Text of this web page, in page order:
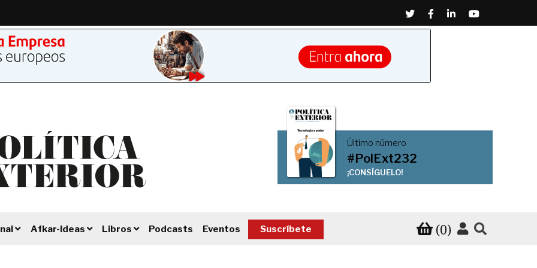
TwitterFacebook
LinkedinYoutube
Último número
#PolExt232
¡CONSÍGUELO!
Afkar-Ideas Libros Podcasts Eventos Suscríbete (0)